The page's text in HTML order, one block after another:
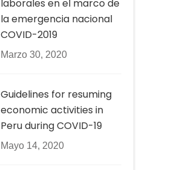
laborales en el marco de
la emergencia nacional
COVID-2019
Marzo 30, 2020
Guidelines for resuming
economic activities in
Peru during COVID-19
Mayo 14, 2020